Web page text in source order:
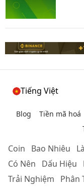
Tiếng Việt
Blog Tiền mã hoá
Coin Bao Nhiêu
Có Nên
Dấu Hiệu
Trải Nghiệm
Phân